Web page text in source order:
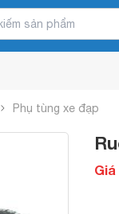
Phụ tùng xe đạp